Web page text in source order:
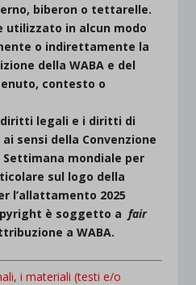
biberon o tettarelle.
utilizzato in alcun modo
o indirettamente la
della WABA e del
contesto o
legali e i diritti di
sensi della Convenzione
mondiale per
sul logo della
l’allattamento 2025
è soggetto afair
a WABA.
i materiali (testi e/o